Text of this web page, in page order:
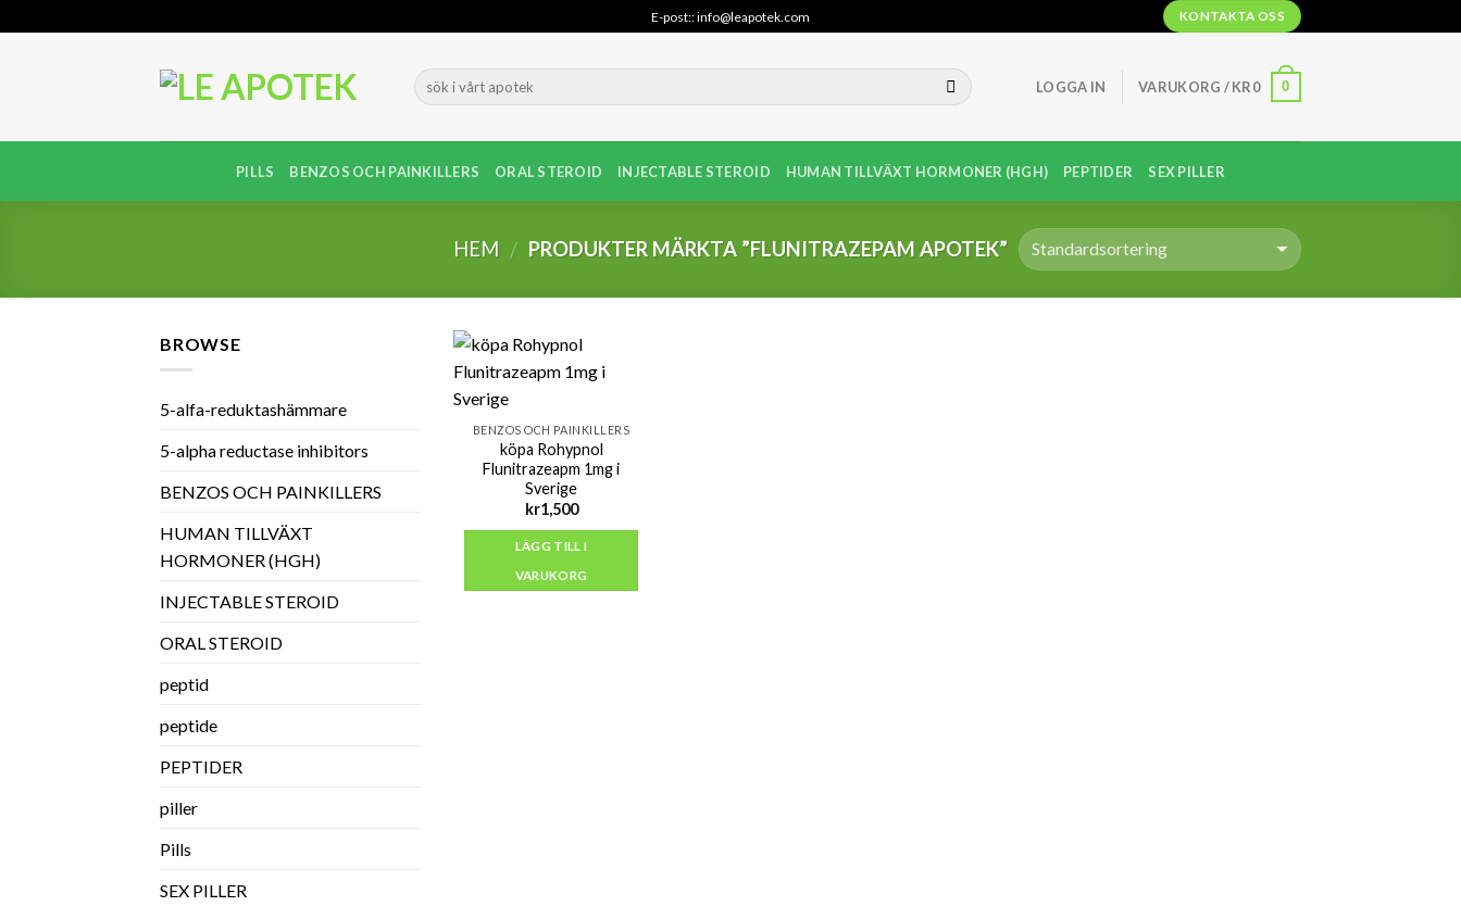
to
E-post:: info@leapotek.com KONTAKTA OSS
LOGGA IN VARUKORG /KR0 0
PILLS BENZOS OCH PAINKILLERS ORAL STEROID INJECTABLE STEROID HUMAN TILLVÄXT HORMONER (HGH) PEPTIDER SEX PILLER
HEM / PRODUKTER MÄRKTA ”FLUNITRAZEPAM APOTEK”
BROWSE
5-alfa-reduktashämmare
5-alpha reductase inhibitors
BENZOS OCH PAINKILLERS
HUMAN TILLVÄXT
HORMONER (HGH)
INJECTABLE STEROID
ORAL STEROID
peptid
peptide
PEPTIDER
piller
Pills
SEX PILLER
BENZOS OCH PAINKILLERS
köpa Rohypnol
Flunitrazeapm 1mg i
Sverige
kr1,500
LÄGG TILL I
VARUKORG